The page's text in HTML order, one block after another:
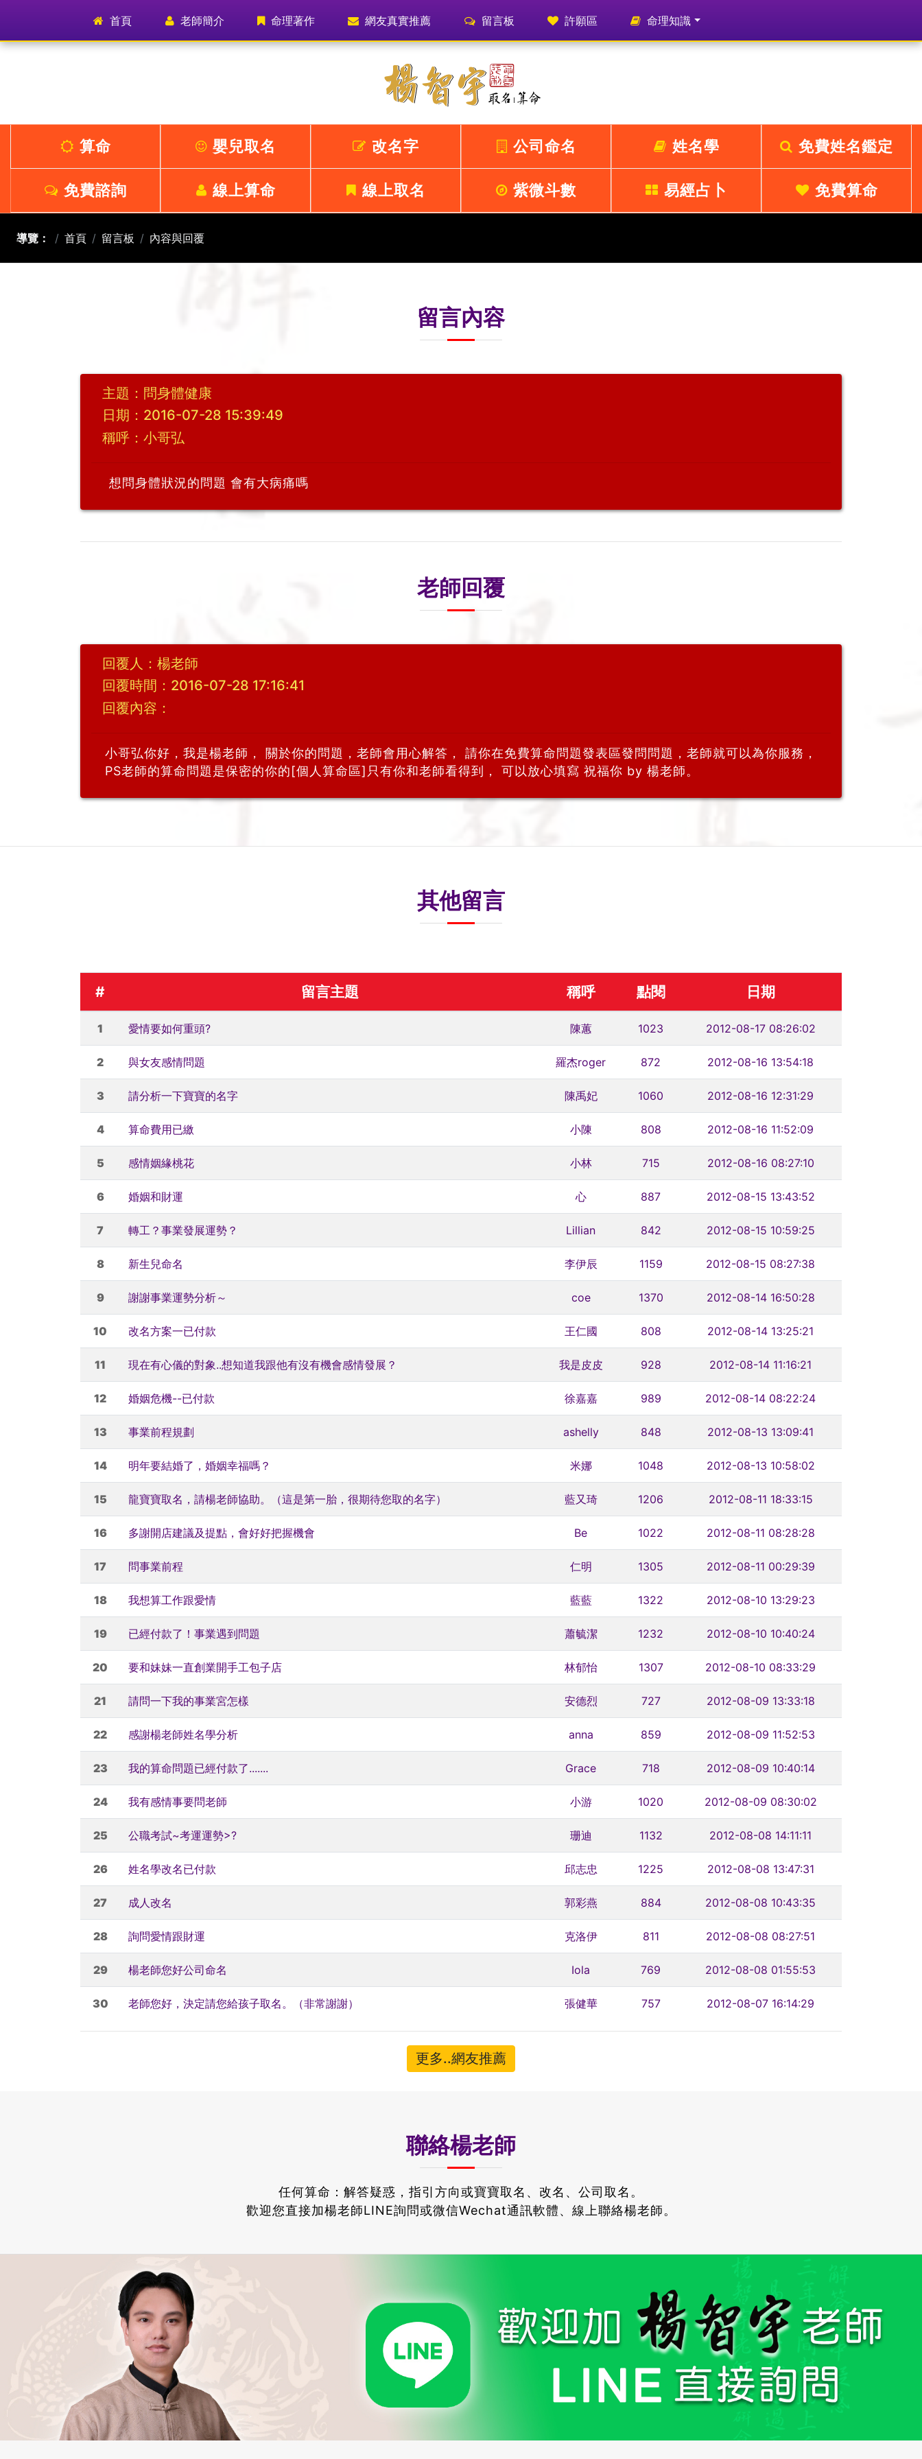
首頁 (current) 老師簡介 命理著作 網友真實推薦 留言板 許願區 命理知識
算命 嬰兒取名 改名字 公司命名 姓名學 免費姓名鑑定
免費諮詢 線上算命 線上取名 紫微斗數 易經占卜 免費算命
導覽： 首頁 留言板 內容與回覆
留言內容
主題：問身體健康
日期：2016-07-28 15:39:49
稱呼：小哥弘
想問身體狀況的問題 會有大病痛嗎
老師回覆
回覆人：楊老師
回覆時間：2016-07-28 17:16:41
回覆內容：
小哥弘你好，我是楊老師， 關於你的問題，老師會用心解答， 請你在免費算命問題發表區發問問題，老師就可以為你服務，
PS老師的算命問題是保密的你的[個人算命區]只有你和老師看得到， 可以放心填寫 祝福你 by 楊老師。
其他留言
# 留言主題 稱呼 點閱 日期
1 愛情要如何重頭? 陳蕙 1023 2012-08-17 08:26:02
2 與女友感情問題 羅杰roger 872 2012-08-16 13:54:18
3 請分析一下寶寶的名字 陳禹妃 1060 2012-08-16 12:31:29
4 算命費用已繳 小陳 808 2012-08-16 11:52:09
5 感情姻緣桃花 小林 715 2012-08-16 08:27:10
6 婚姻和財運 心 887 2012-08-15 13:43:52
7 轉工？事業發展運勢？ Lillian 842 2012-08-15 10:59:25
8 新生兒命名 李伊辰 1159 2012-08-15 08:27:38
9 謝謝事業運勢分析～ coe 1370 2012-08-14 16:50:28
10 改名方案一已付款 王仁國 808 2012-08-14 13:25:21
11 現在有心儀的對象..想知道我跟他有沒有機會感情發展？ 我是皮皮 928 2012-08-14 11:16:21
12 婚姻危機--已付款 徐嘉嘉 989 2012-08-14 08:22:24
13 事業前程規劃 ashelly 848 2012-08-13 13:09:41
14 明年要結婚了，婚姻幸福嗎？ 米娜 1048 2012-08-13 10:58:02
15 龍寶寶取名，請楊老師協助。（這是第一胎，很期待您取的名字） 藍又琦 1206 2012-08-11 18:33:15
16 多謝開店建議及提點，會好好把握機會 Be 1022 2012-08-11 08:28:28
17 問事業前程 仁明 1305 2012-08-11 00:29:39
18 我想算工作跟愛情 藍藍 1322 2012-08-10 13:29:23
19 已經付款了！事業遇到問題 蕭毓潔 1232 2012-08-10 10:40:24
20 要和妹妹一直創業開手工包子店 林郁怡 1307 2012-08-10 08:33:29
21 請問一下我的事業宮怎樣 安德烈 727 2012-08-09 13:33:18
22 感謝楊老師姓名學分析 anna 859 2012-08-09 11:52:53
23 我的算命問題已經付款了....... Grace 718 2012-08-09 10:40:14
24 我有感情事要問老師 小游 1020 2012-08-09 08:30:02
25 公職考試~考運運勢>? 珊迪 1132 2012-08-08 14:11:11
26 姓名學改名已付款 邱志忠 1225 2012-08-08 13:47:31
27 成人改名 郭彩燕 884 2012-08-08 10:43:35
28 詢問愛情跟財運 克洛伊 811 2012-08-08 08:27:51
29 楊老師您好公司命名 Iola 769 2012-08-08 01:55:53
30 老師您好，決定請您給孩子取名。（非常謝謝） 張健華 757 2012-08-07 16:14:29
更多..網友推薦
聯絡楊老師
任何算命：解答疑惑，指引方向或寶寶取名、改名、公司取名。
歡迎您直接加楊老師LINE詢問或微信Wechat通訊軟體、線上聯絡楊老師。